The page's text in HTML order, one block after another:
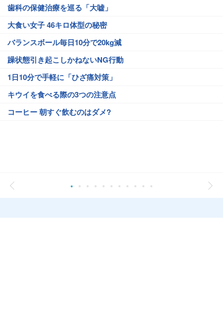
歯科の保健治療を巡る「大嘘」
大食い女子 46キロ体型の秘密
バランスボール毎日10分で20kg減
躁状態引き起こしかねないNG行動
1日10分で手軽に「ひざ痛対策」
キウイを食べる際の3つの注意点
コーヒー 朝すぐ飲むのはダメ?